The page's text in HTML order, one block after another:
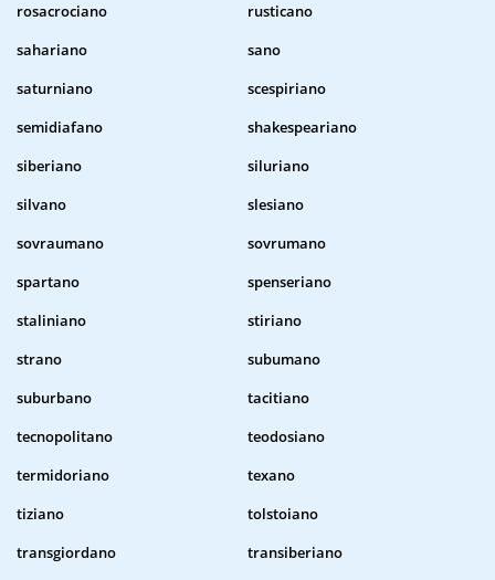
rosacrociano
rusticano
sahariano
sano
saturniano
scespiriano
semidiafano
shakespeariano
siberiano
siluriano
silvano
slesiano
sovraumano
sovrumano
spartano
spenseriano
staliniano
stiriano
strano
subumano
suburbano
tacitiano
tecnopolitano
teodosiano
termidoriano
texano
tiziano
tolstoiano
transgiordano
transiberiano